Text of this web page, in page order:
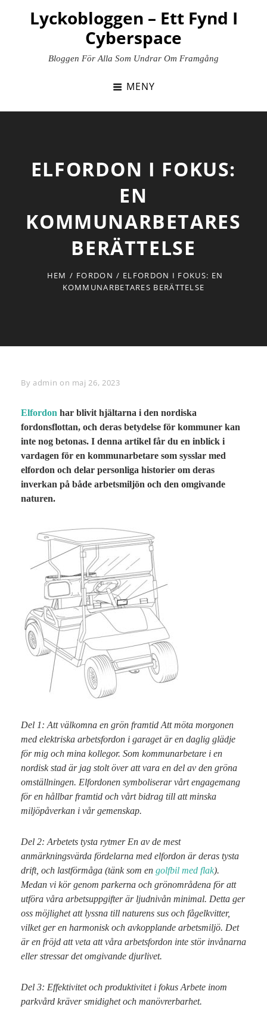
Lyckobloggen – Ett Fynd I
Cyberspace
Bloggen För Alla Som Undrar Om Framgång
MENY
ELFORDON I FOKUS:
EN
KOMMUNARBETARES
BERÄTTELSE
HEM / FORDON / ELFORDON I FOKUS: EN
KOMMUNARBETARES BERÄTTELSE
By Byline
admin on maj 26, 2023
Elfordon har blivit hjältarna i den nordiska
fordonsflottan, och deras betydelse för kommuner kan
inte nog betonas. I denna artikel får du en inblick i
vardagen för en kommunarbetare som sysslar med
elfordon och delar personliga historier om deras
inverkan på både arbetsmiljön och den omgivande
naturen.
Del 1: Att välkomna en grön framtid Att möta morgonen
med elektriska arbetsfordon i garaget är en daglig glädje
för mig och mina kollegor. Som kommunarbetare i en
nordisk stad är jag stolt över att vara en del av den gröna
omställningen. Elfordonen symboliserar vårt engagemang
för en hållbar framtid och vårt bidrag till att minska
miljöpåverkan i vår gemenskap.
Del 2: Arbetets tysta rytmer En av de mest
anmärkningsvärda fördelarna med elfordon är deras tysta
drift, och lastförmåga (tänk som en golfbil med flak).
Medan vi kör genom parkerna och grönområdena för att
utföra våra arbetsuppgifter är ljudnivån minimal. Detta ger
oss möjlighet att lyssna till naturens sus och fågelkvitter,
vilket ger en harmonisk och avkopplande arbetsmiljö. Det
är en fröjd att veta att våra arbetsfordon inte stör invånarna
eller stressar det omgivande djurlivet.
Del 3: Effektivitet och produktivitet i fokus Arbete inom
parkvård kräver smidighet och manövrerbarhet.